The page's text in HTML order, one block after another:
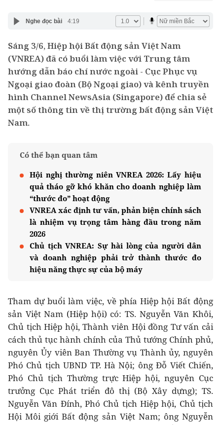
Nghe đọc bài 4:19
Sáng 3/6, Hiệp hội Bất động sản Việt Nam
(VNREA) đã có buổi làm việc với Trung tâm
hướng dẫn báo chí nước ngoài - Cục Phục vụ
Ngoại giao đoàn (Bộ Ngoại giao) và kênh truyền
hình Channel NewsAsia (Singapore) để chia sẻ
một số thông tin về thị trường bất động sản Việt
Nam.
Có thể bạn quan tâm
Hội nghị thường niên VNREA 2026: Lấy hiệu
quả tháo gỡ khó khăn cho doanh nghiệp làm
“thước đo” hoạt động
VNREA xác định tư vấn, phản biện chính sách
là nhiệm vụ trọng tâm hàng đầu trong năm
2026
Chủ tịch VNREA: Sự hài lòng của người dân
và doanh nghiệp phải trở thành thước đo
hiệu năng thực sự của bộ máy
Tham dự buổi làm việc, về phía Hiệp hội Bất động
sản Việt Nam (Hiệp hội) có: TS. Nguyễn Văn Khôi,
Chủ tịch Hiệp hội, Thành viên Hội đồng Tư vấn cải
cách thủ tục hành chính của Thủ tướng Chính phủ,
nguyên Ủy viên Ban Thường vụ Thành ủy, nguyên
Phó Chủ tịch UBND TP. Hà Nội; ông Đỗ Viết Chiến,
Phó Chủ tịch Thường trực Hiệp hội, nguyên Cục
trưởng Cục Phát triển đô thị (Bộ Xây dựng); TS.
Nguyễn Văn Đính, Phó Chủ tịch Hiệp hội, Chủ tịch
Hội Môi giới Bất động sản Việt Nam; ông Nguyễn